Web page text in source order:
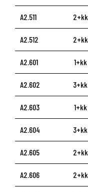
A2.511 2+kk
A2.512 2+kk
A2.601 1+kk
A2.602 3+kk
A2.603 1+kk
A2.604 3+kk
A2.605 2+kk
A2.606 2+kk